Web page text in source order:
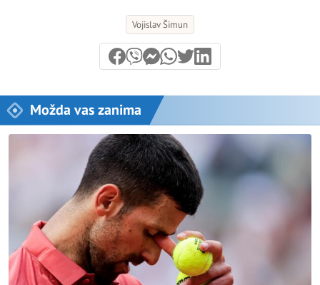
Vojislav Šimun
Možda vas zanima